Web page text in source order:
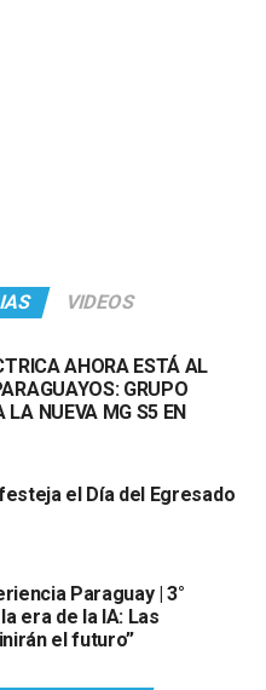
VIDEOS
AHORA ESTÁ AL
GRUPO
LA NUEVA MG S5 EN
el Día del Egresado
Paraguay | 3°
era de la IA: Las
el futuro”